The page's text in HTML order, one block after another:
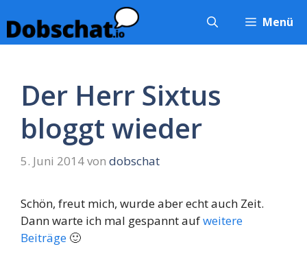
Inhalt
springen
Menü
Der Herr Sixtus
bloggt wieder
5. Juni 2014von dobschat
Schön, freut mich, wurde aber echt auch Zeit.
Dann warte ich mal gespannt aufweitere
Beiträge 🙂